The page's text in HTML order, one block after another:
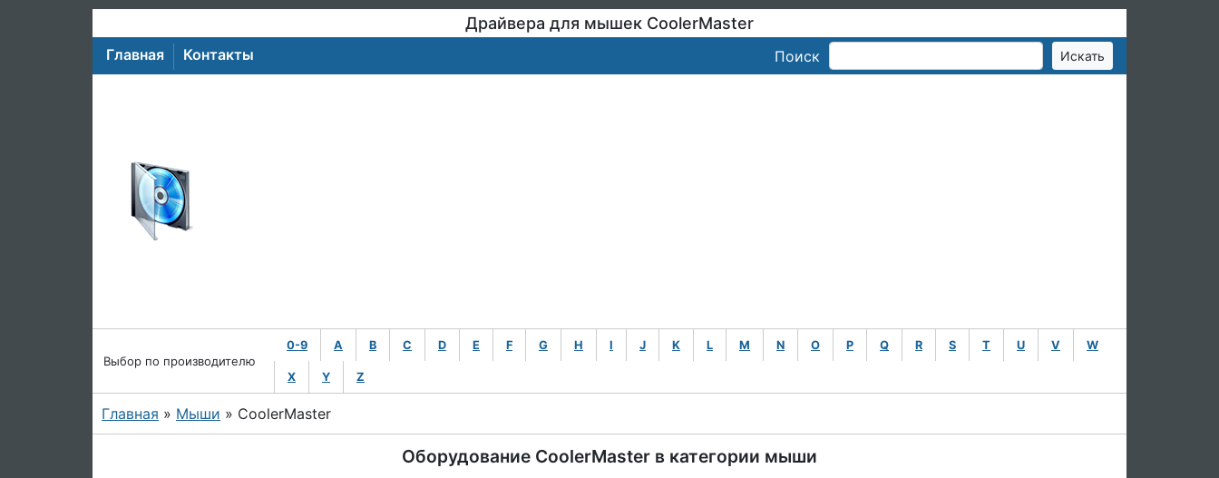
Драйвера для мышек CoolerMaster
Главная Контакты Поиск
Выбор по производителю
0-9 A B C D E F G H I J K L M N O P Q R S T U V W
X Y Z
Главная » Мыши » CoolerMaster
Оборудование CoolerMaster в категории мыши